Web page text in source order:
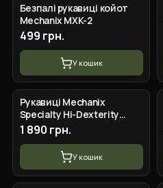
Безпалі рукавиці койот
Mechanix MXK-2
499 грн.
У кошик
Рукавиці Mechanix
Specialty Hi-Dexterity
койот
1 890 грн.
У кошик